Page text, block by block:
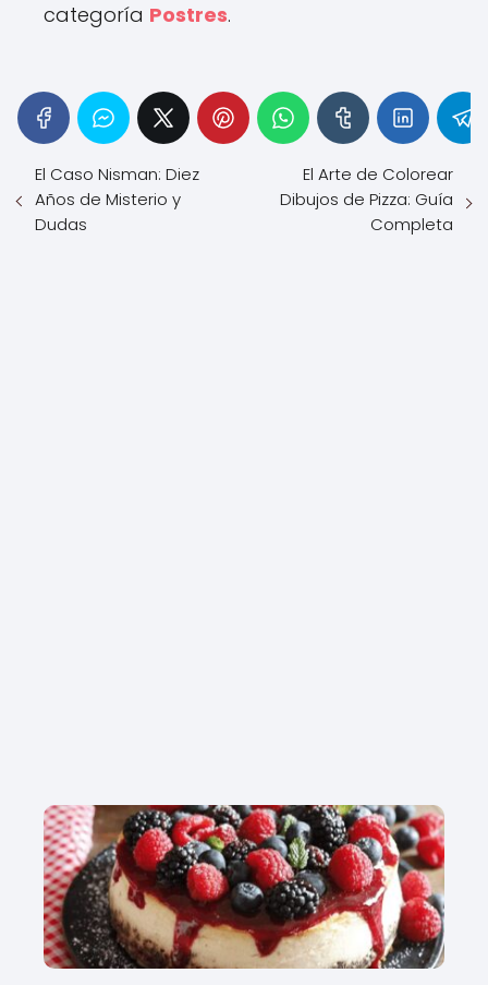
categoría Postres.
El Caso Nisman: Diez
Años de Misterio y
Dudas
El Arte de Colorear
Dibujos de Pizza: Guía
Completa